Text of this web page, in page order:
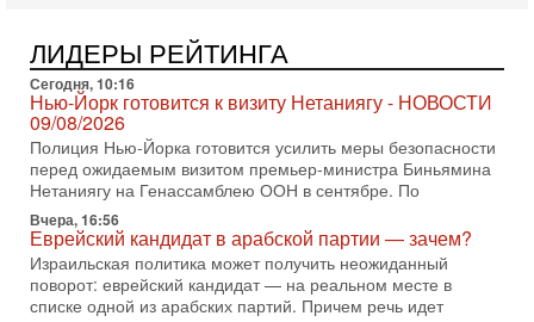
3-08-2026, 08:32
Трамп и Иран: последний шанс - НОВОСТИ
03/08/2026
Президент США Дональд Трамп объявил о возобновлении
переговоров с Ираном, но Тегеран пока не подтвердил
готовность к диалогу. По словам американского
2-08-2026, 08:42
Трамп отменил удар по Ирану - НОВОСТИ
02/08/2026
Президент США Дональд Трамп сегодня заявил об отмене
подготовленного удара по Ирану после обращений
Тегерана и других стран региона. По его словам,
ЛИДЕРЫ РЕЙТИНГА
Сегодня, 10:16
Нью-Йорк готовится к визиту Нетаниягу - НОВОСТИ
09/08/2026
Полиция Нью-Йорка готовится усилить меры безопасности
перед ожидаемым визитом премьер-министра Биньямина
Нетаниягу на Генассамблею ООН в сентябре. По
Вчера, 16:56
Еврейский кандидат в арабской партии — зачем?
Израильская политика может получить неожиданный
поворот: еврейский кандидат — на реальном месте в
списке одной из арабских партий. Причем речь идет